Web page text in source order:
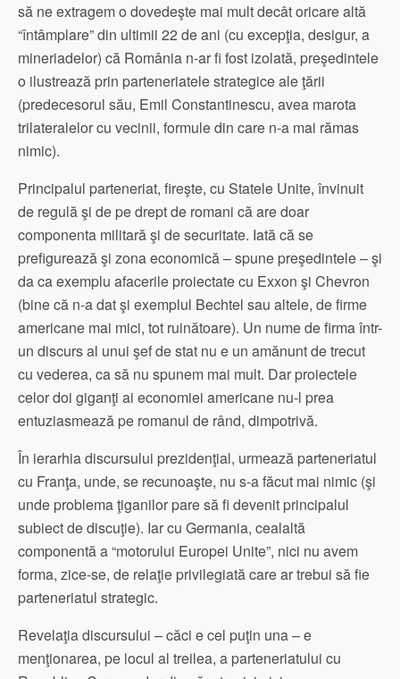
să ne extragem o dovedeşte mai mult decât oricare altă
“întâmplare” din ultimii 22 de ani (cu excepţia, desigur, a
mineriadelor) că România n-ar fi fost izolată, preşedintele
o ilustrează prin parteneriatele strategice ale ţării
(predecesorul său, Emil Constantinescu, avea marota
trilateralelor cu vecinii, formule din care n-a mai rămas
nimic).
Principalul parteneriat, fireşte, cu Statele Unite, învinuit
de regulă şi de pe drept de romani că are doar
componenta militară şi de securitate. Iată că se
prefigurează şi zona economică – spune preşedintele – şi
da ca exemplu afacerile proiectate cu Exxon şi Chevron
(bine că n-a dat şi exemplul Bechtel sau altele, de firme
americane mai mici, tot ruinătoare). Un nume de firma într-
un discurs al unui şef de stat nu e un amănunt de trecut
cu vederea, ca să nu spunem mai mult. Dar proiectele
celor doi giganţi ai economiei americane nu-l prea
entuziasmează pe romanul de rând, dimpotrivă.
În ierarhia discursului prezidenţial, urmează parteneriatul
cu Franţa, unde, se recunoaşte, nu s-a făcut mai nimic (şi
unde problema ţiganilor pare să fi devenit principalul
subiect de discuţie). Iar cu Germania, cealaltă
componentă a “motorului Europei Unite”, nici nu avem
forma, zice-se, de relaţie privilegiată care ar trebui să fie
parteneriatul strategic.
Revelaţia discursului – căci e cel puţin una – e
menţionarea, pe locul al treilea, a parteneriatului cu